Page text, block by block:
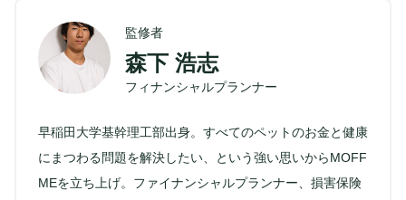
監修者
森下 浩志
フィナンシャルプランナー
早稲田大学基幹理工部出身。すべてのペットのお金と健康
にまつわる問題を解決したい、という強い思いからMOFF
MEを立ち上げ。ファイナンシャルプランナー、損害保険